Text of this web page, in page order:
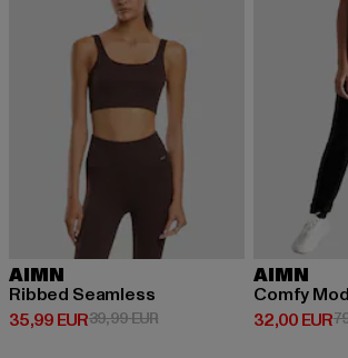
AIMN
Ribbed Seamless
35,99 EUR
Derzeitiger Preis: 35,99 EUR
39,99 EURAktionspreis: 39,99 EUR
AIMN
Comfy
32,00 EUR
Derzeitiger